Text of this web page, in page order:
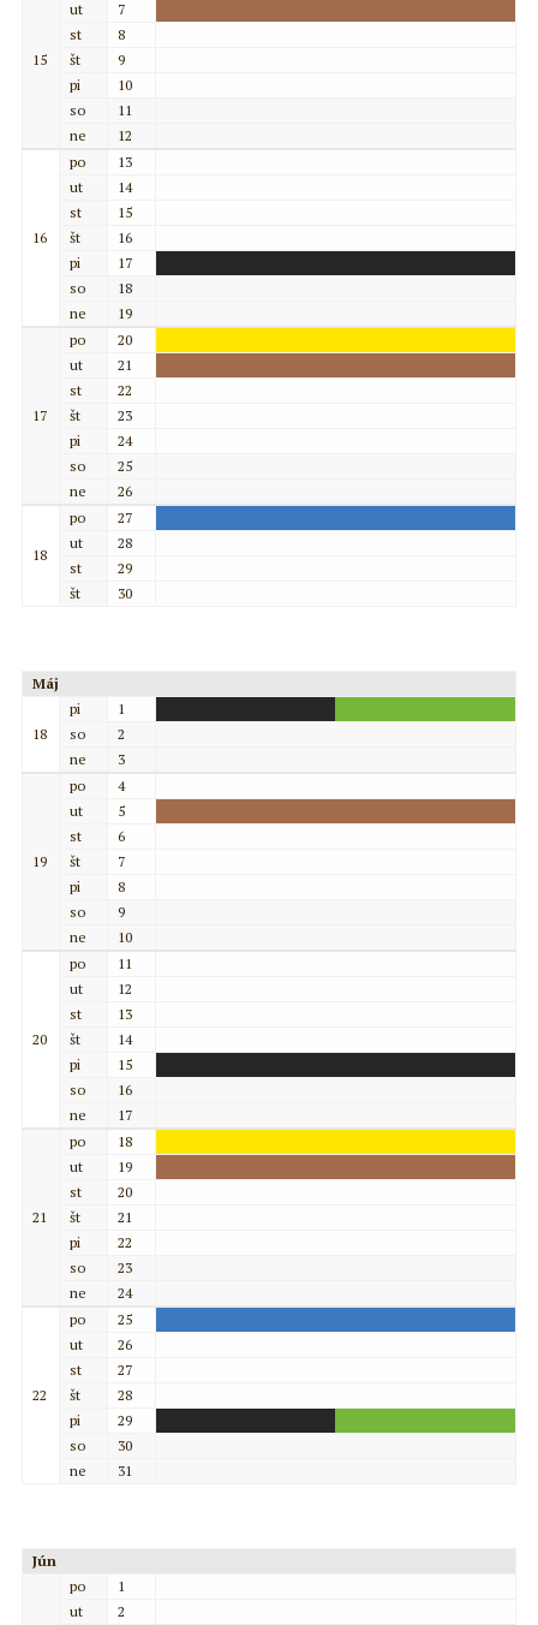
15
ut
7
st
8
št
9
pi
10
so
11
ne
12
16
po
13
ut
14
st
15
št
16
pi
17
so
18
ne
19
17
po
20
ut
21
st
22
št
23
pi
24
so
25
ne
26
18
po
27
ut
28
st
29
št
30
Máj
18
pi
1
so
2
ne
3
19
po
4
ut
5
st
6
št
7
pi
8
so
9
ne
10
20
po
11
ut
12
st
13
št
14
pi
15
so
16
ne
17
21
po
18
ut
19
st
20
št
21
pi
22
so
23
ne
24
22
po
25
ut
26
st
27
št
28
pi
29
so
30
ne
31
Jún
po
1
ut
2